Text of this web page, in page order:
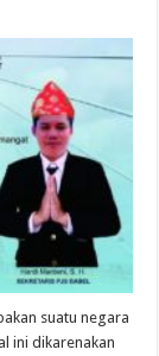
Seminar
Usung
Keragaman
Budaya
Dijaga
suatu negara
ini dikarenakan